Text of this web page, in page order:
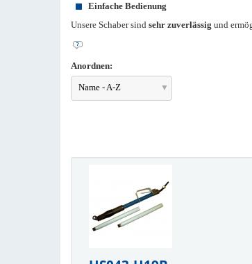
Einfache Bedienung
Unsere Schaber sind sehr zuverlässig und
Anordnen:
Name - A-Z